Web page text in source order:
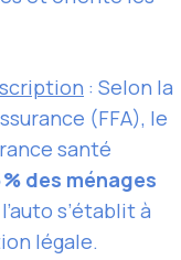
: Selon la
(FFA), le
santé
% des ménages
s’établit à
légale.